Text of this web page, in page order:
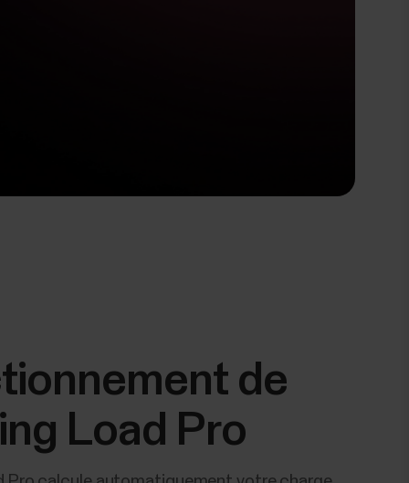
de
Load Pro